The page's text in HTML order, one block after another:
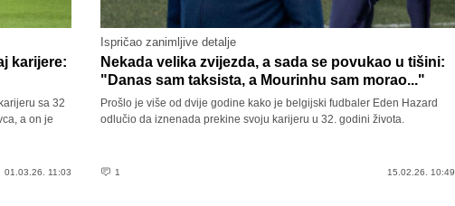
karijere:
sa 32
a on je
01.03.26. 11:03
Ispričao zanimljive detalje
Nekada velika zvijezda, a sada se povukao u tišini:
"Danas sam taksista, a Mourinhu sam morao..."
Prošlo je više od dvije godine kako je belgijski fudbaler Eden Hazard
odlučio da iznenada prekine svoju karijeru u 32. godini života.
1 15.02.26. 10:49